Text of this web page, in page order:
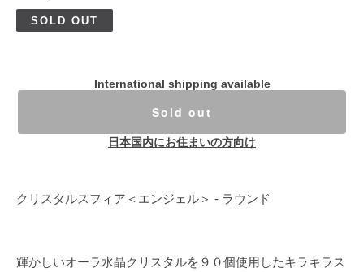
SOLD OUT
International shipping available
Sold out
日本国内にお住まいの方向け
クリスタルスフィア＜エンジェル＞ - ラウンド
輝かしいオーラ水晶クリスタルを９０個使用したキラキラス